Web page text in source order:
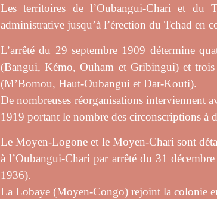
Les territoires de l’Oubangui-Chari et du
administrative jusqu’à l’érection du Tchad en
L’arrêté du 29 septembre 1909 détermine
(Bangui, Kémo, Ouham et Gribingui) et
(M’Bomou, Haut-Oubangui et Dar-Kouti).
De nombreuses réorganisations interviennent
1919 portant le nombre des circonscriptions à
Le Moyen-Logone et le Moyen-Chari sont
à l’Oubangui-Chari par arrêté du 31
1936).
La Lobaye (Moyen-Congo) rejoint la colonie